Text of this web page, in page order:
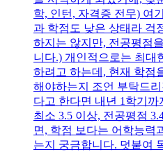
학, 인턴, 자격증 전무) 여
과 학점도 낮은 상태라 걱
하지는 않지만, 전공평점
니다.) 개인적으로는 최대
하려고 하는데, 현재 학점
해야하는지 조언 부탁드
다고 한다면 내년 1학기
최소 3.5 이상, 전공평점
면, 학점 보다는 어학능력
는지 궁금합니다. 덧붙여